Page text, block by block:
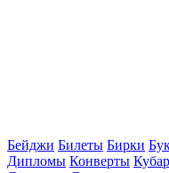
Бейджи Билеты Бирки
Дипломы Конверты